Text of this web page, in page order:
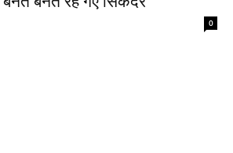
0